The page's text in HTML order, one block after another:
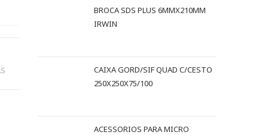
BROCA SDS PLUS 6MMX210MM
IRWIN
CAIXA GORD/SIF QUAD C/CESTO
250X250X75/100
ACESSORIOS PARA MICRO